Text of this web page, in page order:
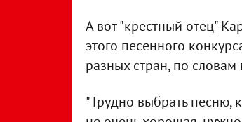
А вот "крестный отец"
этого песенного
разных стран, по
"Трудно выбрать песню,